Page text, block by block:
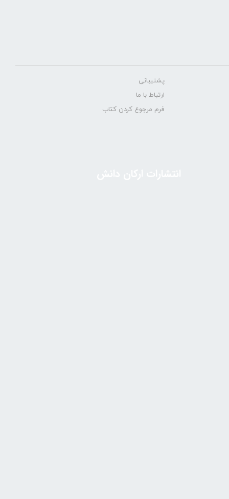
پشتیبانی
ارتباط با ما
فرم مرجوع کردن کتاب